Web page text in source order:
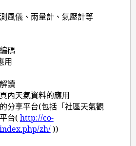
風儀、雨量計、氣壓計等
碼
用
讀
內天氣資料的應用
分享平台(包括「社區天氣觀
台( http://co-
zh/))